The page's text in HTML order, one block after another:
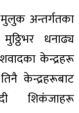
अन्तर्गतका
धनाढ्य
केन्द्रहरू
केन्द्रहरूबाट
शिकंजाहरू